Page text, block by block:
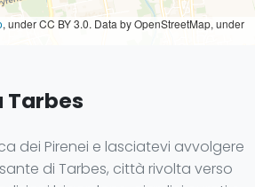
, under CC BY 3.0. Data by OpenStreetMap, under
dei Pirenei e lasciatevi avvolgere
di Tarbes, città rivolta verso